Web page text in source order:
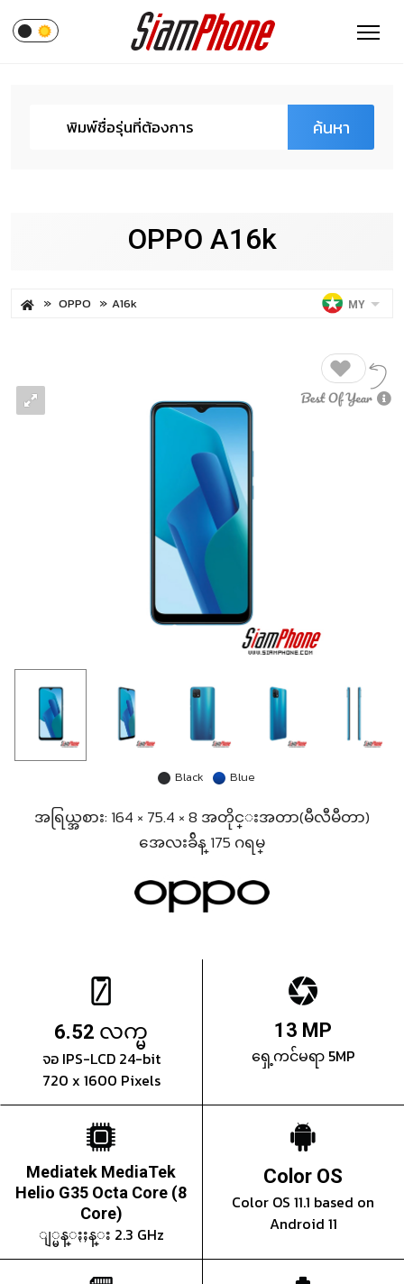
ค้นหา
OPPO A16k
OPPO A16k MY
Black Blue
အရြယ္အစား: 164 × 75.4 × 8 အတိုင္းအတာ(မီလီမီတာ)
အေလးခ်ိန္ 175 ဂရမ္
6.52 လက္မ
จอ IPS-LCD 24-bit
720 x 1600 Pixels
13 MP
ရှေ့ကင်မရာ 5MP
Mediatek MediaTek
Helio G35 Octa Core (8
Core)
ျ္မန္ႏႈန္း 2.3 GHz
Color OS
Color OS 11.1 based on
Android 11